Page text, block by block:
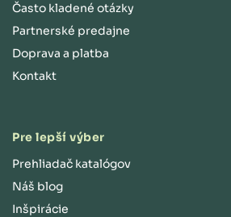
Často kladené otázky
Partnerské predajne
Doprava a platba
Kontakt
Pre lepší výber
Prehliadač katalógov
Náš blog
Inšpirácie